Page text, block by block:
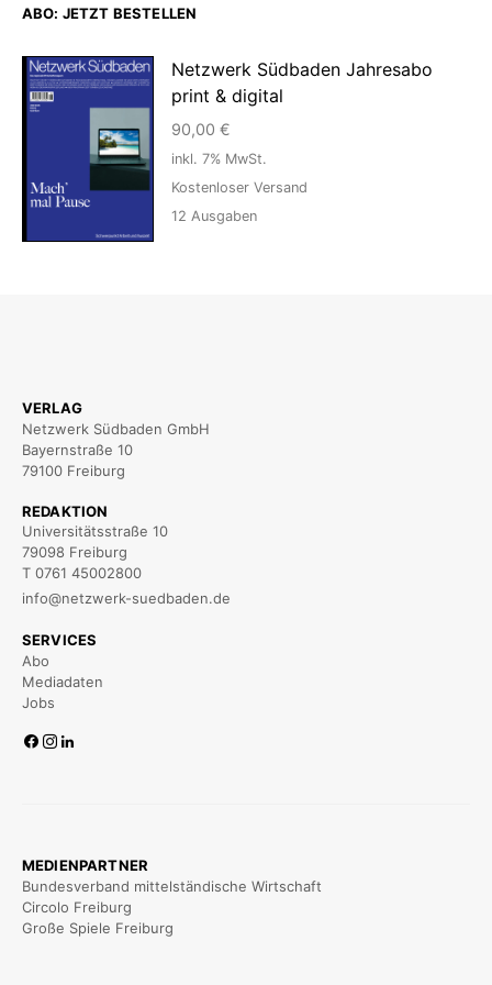
ABO: JETZT BESTELLEN
Netzwerk Südbaden Jahresabo
print & digital
90,00 €
inkl. 7% MwSt.
Kostenloser Versand
12 Ausgaben
VERLAG
Netzwerk Südbaden GmbH
Bayernstraße 10
79100 Freiburg
REDAKTION
Universitätsstraße 10
79098 Freiburg
T 0761 45002800
info@netzwerk-suedbaden.de
SERVICES
Abo
Mediadaten
Jobs
MEDIENPARTNER
Bundesverband mittelständische Wirtschaft
Circolo Freiburg
Große Spiele Freiburg